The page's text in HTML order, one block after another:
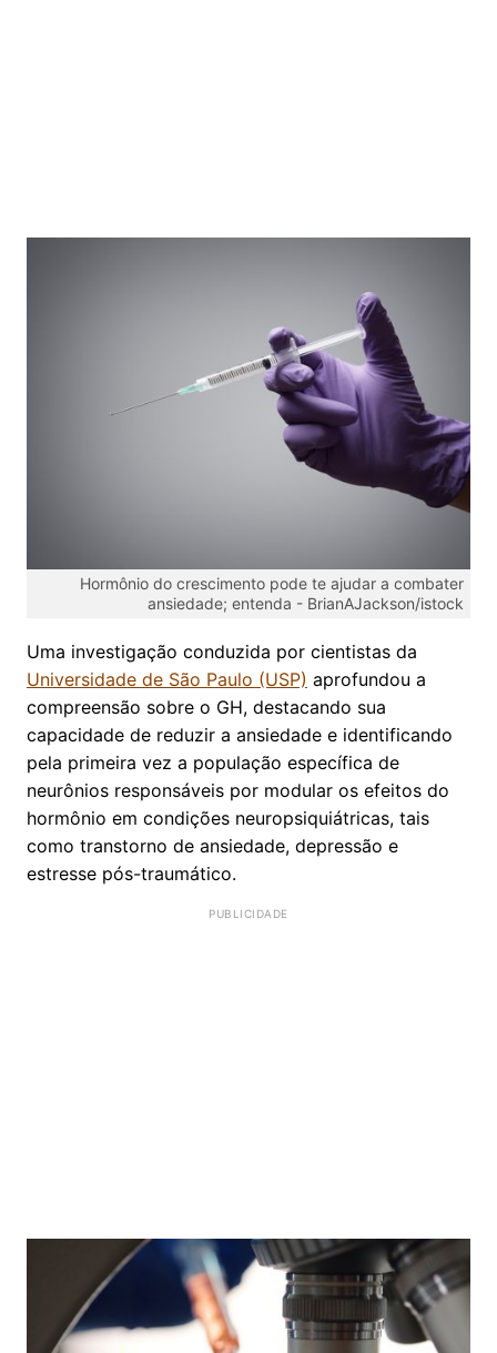
Hormônio do crescimento pode te ajudar a combater
ansiedade; entenda - BrianAJackson/istock
Uma investigação conduzida por cientistas da
Universidade de São Paulo (USP) aprofundou a
compreensão sobre o GH, destacando sua
capacidade de reduzir a ansiedade e identificando
pela primeira vez a população específica de
neurônios responsáveis por modular os efeitos do
hormônio em condições neuropsiquiátricas, tais
como transtorno de ansiedade, depressão e
estresse pós-traumático.